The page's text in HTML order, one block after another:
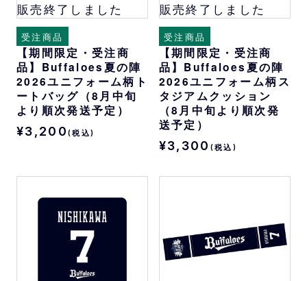
販売終了しました
受注商品
【期間限定・受注商
品】Buffaloes夏の陣
2026ユニフォーム柄ト
ートバッグ（8月中旬
より順次発送予定）
¥3,200 (税込)
販売終了しました
受注商品
【期間限定・受注商
品】Buffaloes夏の陣
2026ユニフォーム柄ス
タジアムクッション
（8月中旬より順次発
送予定）
¥3,300 (税込)